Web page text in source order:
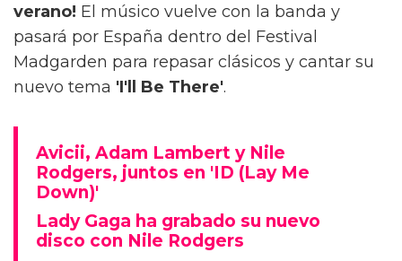
verano! El músico vuelve con la banda y
pasará por España dentro del Festival
Madgarden para repasar clásicos y cantar su
nuevo tema 'I'll Be There'.
Avicii, Adam Lambert y Nile
Rodgers, juntos en 'ID (Lay Me
Down)'
Lady Gaga ha grabado su nuevo
disco con Nile Rodgers